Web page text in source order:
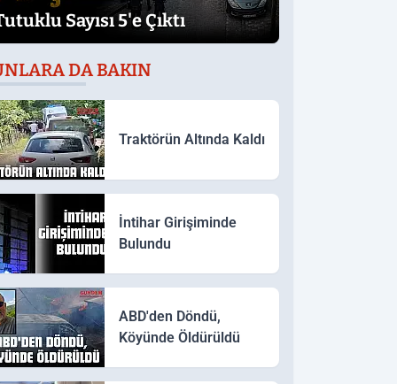
Sayısı 5'e Çıktı
DA BAKIN
Traktörün Altında Kaldı
İntihar Girişiminde
Bulundu
ABD'den Döndü,
Köyünde Öldürüldü